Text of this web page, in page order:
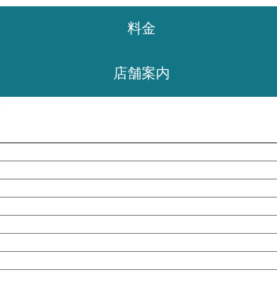
料金
店舗案内